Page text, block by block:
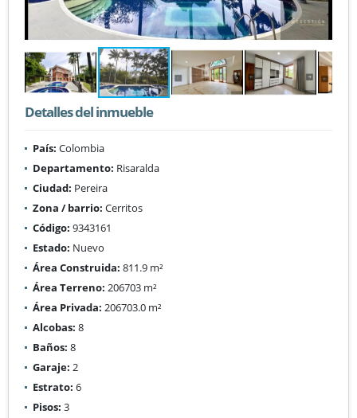
Detalles del inmueble
País: Colombia
Departamento: Risaralda
Ciudad: Pereira
Zona / barrio: Cerritos
Código: 9343161
Estado: Nuevo
Área Construida: 811.9 m²
Área Terreno: 206703 m²
Área Privada: 206703.0 m²
Alcobas: 8
Baños: 8
Garaje: 2
Estrato: 6
Pisos: 3